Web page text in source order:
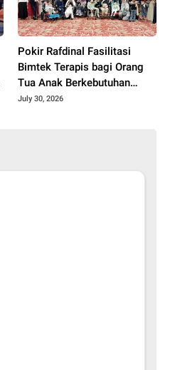
Pokir Rafdinal Fasilitasi
Bimtek Terapis bagi Orang
Tua Anak Berkebutuhan
Khusus, Perkuat
July 30, 2026